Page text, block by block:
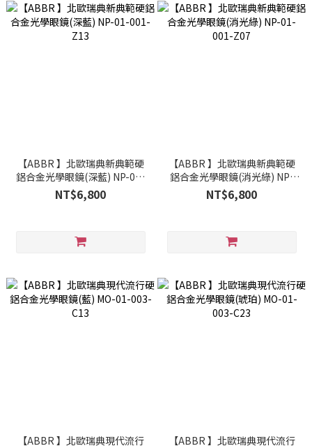
【ABBR 】北歐瑞典新典範硬
鋁合金光學眼鏡(深藍) NP-01-
001-Z13
NT$6,800
【ABBR 】北歐瑞典新典範硬
鋁合金光學眼鏡(消光綠) NP-
01-001-Z07
NT$6,800
【ABBR 】北歐瑞典現代流行
【ABBR 】北歐瑞典現代流行